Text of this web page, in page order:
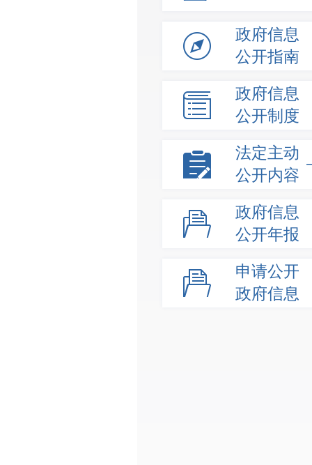
政府信息
公开指南
政府信息
公开制度
法定主动
公开内容
政府信息
公开年报
申请公开
政府信息